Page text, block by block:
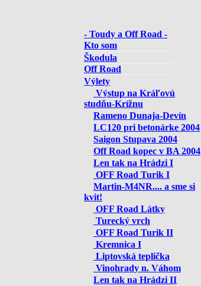
- Toudy a Off Road -
Kto som
Škodula
Off Road
Výlety
Výstup na Kráľovú
studňu-Krížnu
Rameno Dunaja-Devín
LC120 pri betonárke 2004
Saigon Stupava 2004
Off Road kopec v BA 2004
Len tak na Hrádzi I
OFF Road Turik I
Martin-M4NR.... a sme si
kvit!
OFF Road Látky
Turecký vrch
OFF Road Turik II
Kremnica I
Liptovská teplička
Vinohrady n. Váhom
Len tak na Hrádzi II